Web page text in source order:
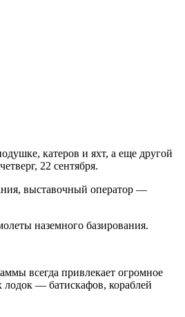
катеров и яхт, а еще другой
22 сентября.
выставочный оператор —
наземного базирования.
всегда привлекает огромное
лодок — батискафов, кораблей